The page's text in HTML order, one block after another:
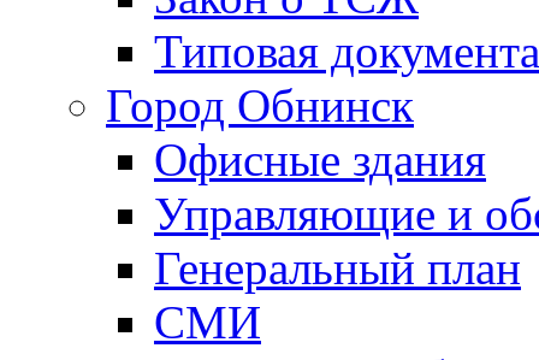
Типовая
Город Обнинск
Офисные здания
Управляющие и
Генеральный план
СМИ